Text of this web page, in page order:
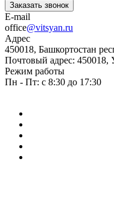
Заказать звонок
E-mail
office@vitsyan.ru
Адрес
450018, Башкортостан
Почтовый адрес: 450018,
Режим работы
Пн - Пт: с 8:30 до 17:30